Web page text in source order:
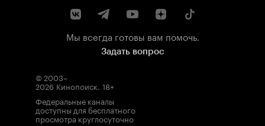
Мы всегда готовы вам помочь.
Задать вопрос
© 2003–
2026 Кинопоиск 18+
Федеральные каналы
доступны для бесплатного
просмотра круглосуточно